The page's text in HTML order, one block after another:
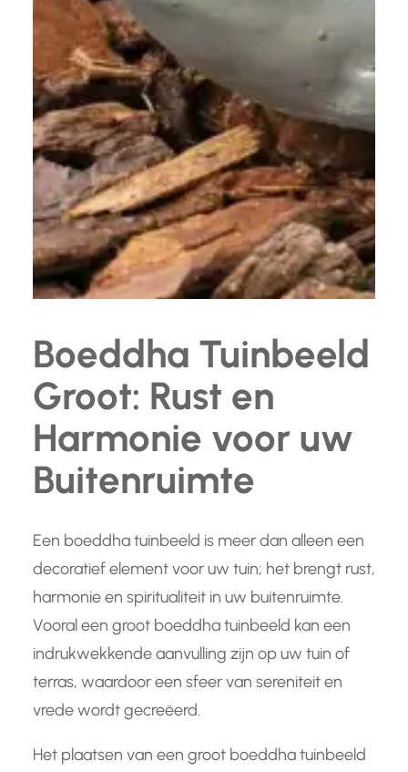
Boeddha Tuinbeeld
Groot: Rust en
Harmonie voor uw
Buitenruimte
Een boeddha tuinbeeld is meer dan alleen een
decoratief element voor uw tuin; het brengt rust,
harmonie en spiritualiteit in uw buitenruimte.
Vooral een groot boeddha tuinbeeld kan een
indrukwekkende aanvulling zijn op uw tuin of
terras, waardoor een sfeer van sereniteit en
vrede wordt gecreëerd.
Het plaatsen van een groot boeddha tuinbeeld